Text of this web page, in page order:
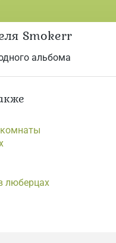
Smokerr
альбома
люберцах